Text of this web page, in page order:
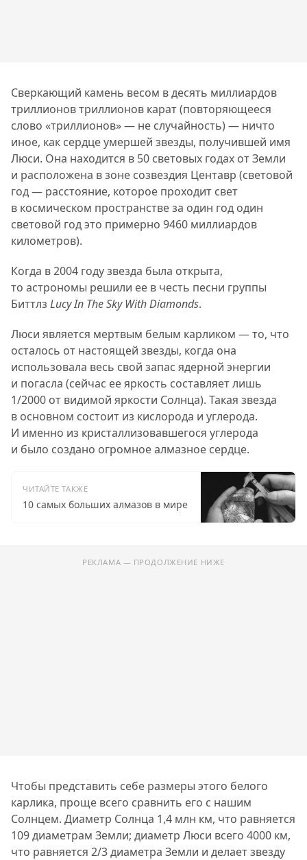
Сверкающий камень весом в десять миллиардов
триллионов триллионов карат (повторяющееся
слово «триллионов» — не случайность) — ничто
иное, как сердце умершей звезды, получившей имя
Люси. Она находится в 50 световых годах от Земли
и расположена в зоне созвездия Центавр (световой
год — расстояние, которое проходит свет
в космическом пространстве за один год один
световой год это примерно 9460 миллиардов
километров).
Когда в 2004 году звезда была открыта,
то астрономы решили ее в честь песни группы
Биттлз Lucy In The Sky With Diamonds.
Люси является мертвым белым карликом — то, что
осталось от настоящей звезды, когда она
использовала весь свой запас ядерной энергии
и погасла (сейчас ее яркость составляет лишь
1/2000 от видимой яркости Солнца). Такая звезда
в основном состоит из кислорода и углерода.
И именно из кристаллизовавшегося углерода
и было создано огромное алмазное сердце.
ЧИТАЙТЕ ТАКЖЕ
10 самых больших алмазов в мире
РЕКЛАМА — ПРОДОЛЖЕНИЕ НИЖЕ
Чтобы представить себе размеры этого белого
карлика, проще всего сравнить его с нашим
Солнцем. Диаметр Солнца 1,4 млн км, что равняется
109 диаметрам Земли; диаметр Люси всего 4000 км,
что равняется 2/3 диаметра Земли и делает звезду